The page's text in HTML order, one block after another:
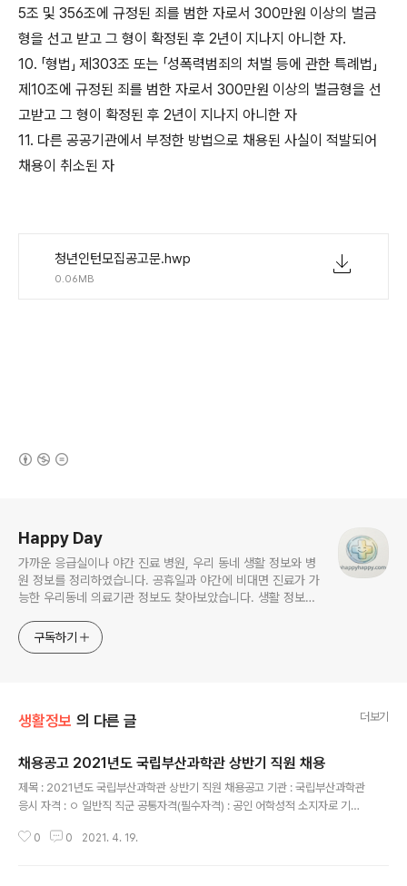
5조 및 356조에 규정된 죄를 범한 자로서 300만원 이상의 벌금
형을 선고 받고 그 형이 확정된 후 2년이 지나지 아니한 자.
10. 「형법」 제303조 또는 「성폭력범죄의 처벌 등에 관한 특례법」
제10조에 규정된 죄를 범한 자로서 300만원 이상의 벌금형을 선
고받고 그 형이 확정된 후 2년이 지나지 아니한 자
11. 다른 공공기관에서 부정한 방법으로 채용된 사실이 적발되어
채용이 취소된 자
청년인턴모집공고문.hwp
0.06MB
Happy Day
가까운 응급실이나 야간 진료 병원, 우리 동네 생활 정보와 병
원 정보를 정리하였습니다. 공휴일과 야간에 비대면 진료가 가
능한 우리동네 의료기관 정보도 찾아보았습니다. 생활 정보와
구독하기
생활정보 의 다른 글 더보기
채용공고 2021년도 국립부산과학관 상반기 직원 채용
제목 : 2021년도 국립부산과학관 상반기 직원 채용공고 기관 : 국립부산과학관
응시 자격 : ㅇ 일반직 직군 공통자격(필수자격) : 공인 어학성적 소지자로 기준
TOEFL 81점, TOEIC Speaking 120점, TEPS Speaking 51점, OPIC I
0 0 2021. 4. 19.